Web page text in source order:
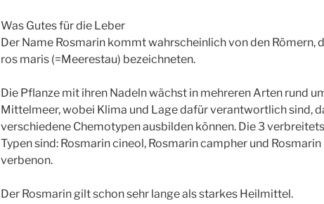
Was Gutes für die Leber
Der Name Rosmarin kommt wahrscheinlich von den Römern,
ros maris (=Meerestau) bezeichneten.
Die Pflanze mit ihren Nadeln wächst in mehreren Arten rund
Mittelmeer, wobei Klima und Lage dafür verantwortlich sind,
verschiedene Chemotypen ausbilden können. Die 3
Typen sind: Rosmarin cineol, Rosmarin campher und Rosmarin
verbenon.
Der Rosmarin gilt schon sehr lange als starkes Heilmittel.